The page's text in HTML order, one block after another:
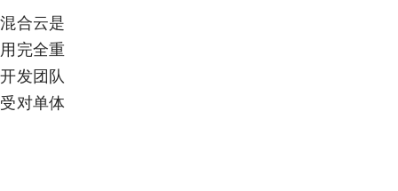
合云是
完全重
发团队
对单体